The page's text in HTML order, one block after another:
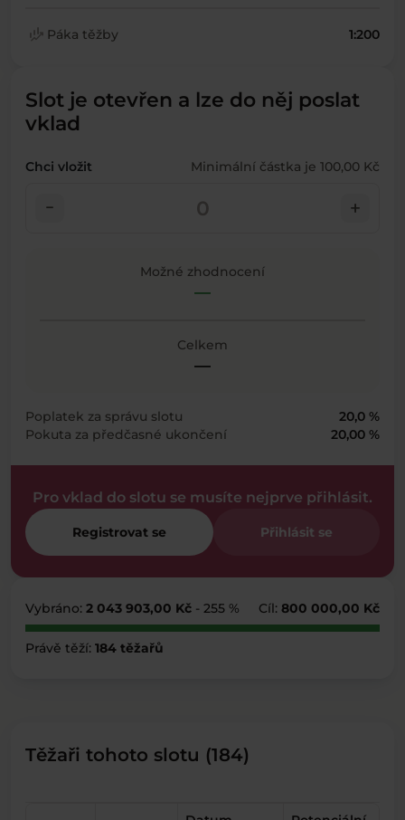
finance_mode Páka těžby 1:200
Slot je otevřen a lze do něj poslat
vklad
Chci vložit Minimální částka je 100,00 Kč
check_indeterminate_small add
Možné zhodnocení
—
Celkem
—
Poplatek za správu slotu
20,0 %
Pokuta za předčasné ukončení
20,00 %
Pro vklad do slotu se musíte nejprve přihlásit.
Registrovat se Přihlásit se
Vybráno: 2 043 903,00 Kč - 255 % Cíl: 800 000,00 Kč
Právě těží: 184 těžařů
Těžaři tohoto slotu (184)